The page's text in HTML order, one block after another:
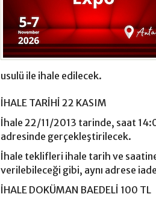
usulü ile ihale edilecek.
İHALE TARİHİ 22 KASIM
İhale 22/11/2013 tarinde, saat
adresinde gerçekleştirilecek.
İhale teklifleri ihale tarih ve
verilebileceği gibi, aynı adrese
İHALE DOKÜMAN BAEDELİ 100 TL